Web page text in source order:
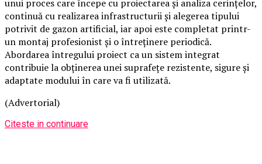
unui proces care începe cu proiectarea și analiza cerințelor,
continuă cu realizarea infrastructurii și alegerea tipului
potrivit de gazon artificial, iar apoi este completat printr-
un montaj profesionist și o întreținere periodică.
Abordarea întregului proiect ca un sistem integrat
contribuie la obținerea unei suprafețe rezistente, sigure și
adaptate modului în care va fi utilizată.
(Advertorial)
Citeste in continuare